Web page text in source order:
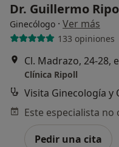
Dr. Guillermo
Ginecólogo · Ver más
133 opiniones
Cl. Madrazo, 24-28,
Clínica Ripoll
Pedir una cita